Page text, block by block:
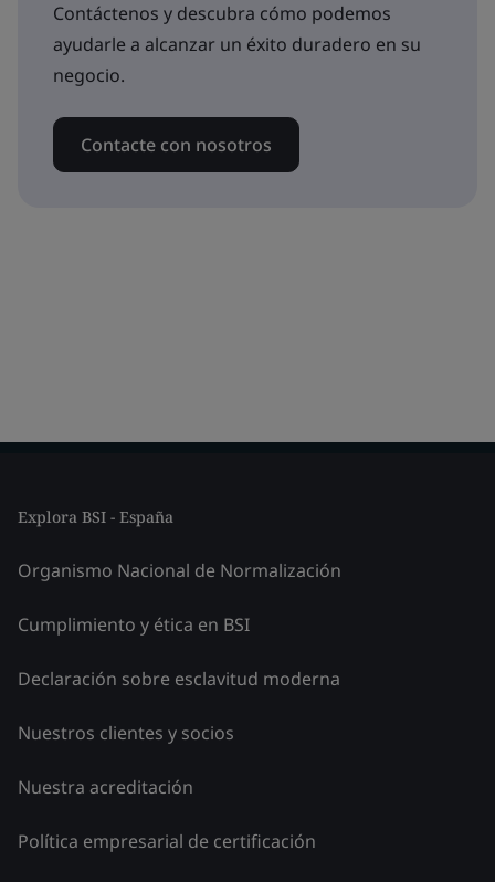
Contáctenos y descubra cómo podemos
ayudarle a alcanzar un éxito duradero en su
negocio.
Contacte con nosotros
Explora BSI - España
Organismo Nacional de Normalización
Cumplimiento y ética en BSI
Declaración sobre esclavitud moderna
Nuestros clientes y socios
Nuestra acreditación
Política empresarial de certificación